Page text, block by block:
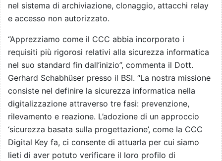
nel sistema di archiviazione, clonaggio, attacchi relay
e accesso non autorizzato.
“Apprezziamo come il CCC abbia incorporato i
requisiti più rigorosi relativi alla sicurezza informatica
nel suo standard fin dall’inizio”, commenta il Dott.
Gerhard Schabhüser presso il BSI. “La nostra missione
consiste nel definire la sicurezza informatica nella
digitalizzazione attraverso tre fasi: prevenzione,
rilevamento e reazione. L’adozione di un approccio
‘sicurezza basata sulla progettazione’, come la CCC
Digital Key fa, ci consente di attuarla per cui siamo
lieti di aver potuto verificare il loro profilo di